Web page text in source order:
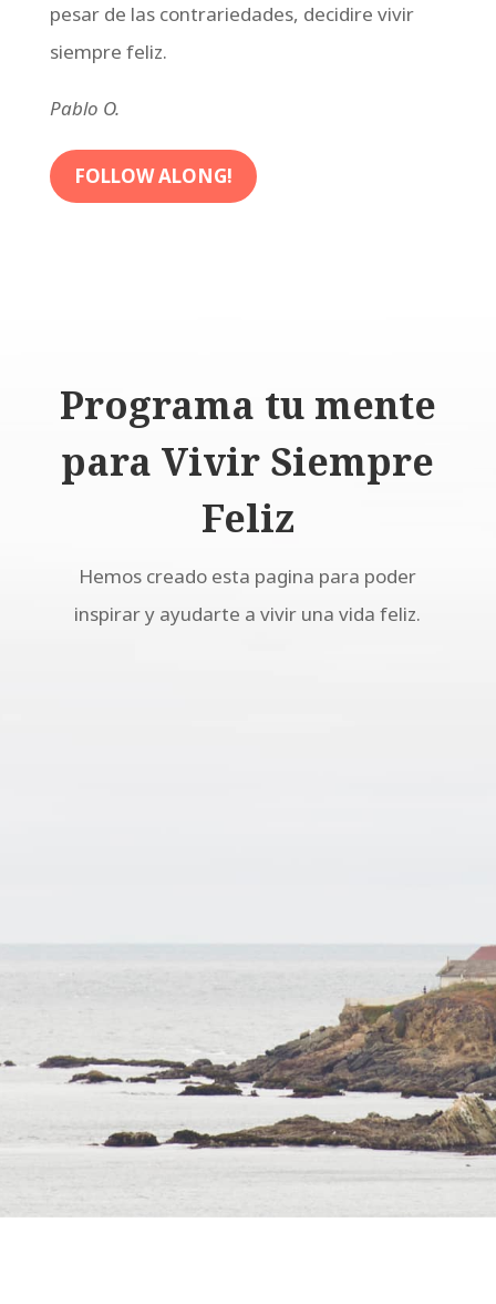
pesar de las contrariedades, decidire vivir
siempre feliz.
Pablo O.
FOLLOW ALONG!
Programa tu mente
para Vivir Siempre
Feliz
Hemos creado esta pagina para poder
inspirar y ayudarte a vivir una vida feliz.